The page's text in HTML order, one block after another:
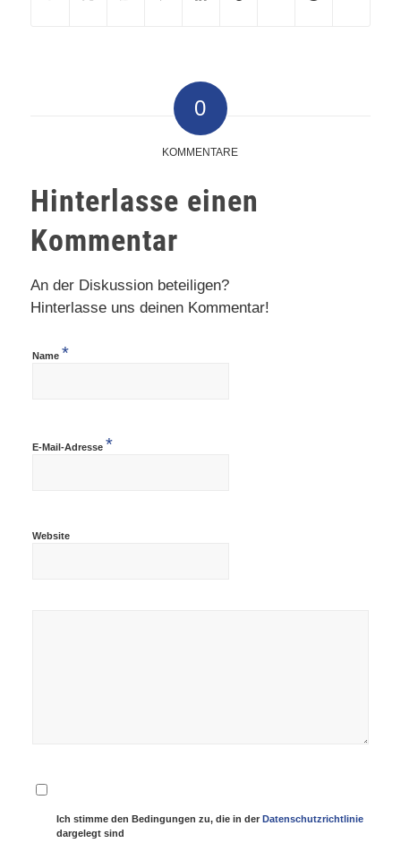
0
KOMMENTARE
Hinterlasse einen
Kommentar
An der Diskussion beteiligen?
Hinterlasse uns deinen Kommentar!
Name *
E-Mail-Adresse *
Website
Ich stimme den Bedingungen zu, die in derDatenschutzrichtlinie
dargelegt sind